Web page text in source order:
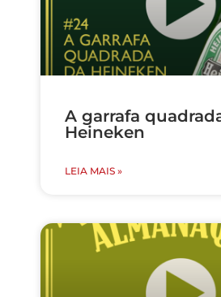
A garrafa
Heineken
LEIA MAIS »